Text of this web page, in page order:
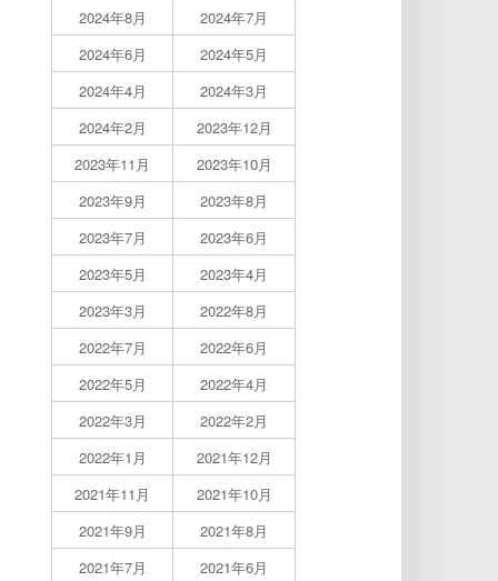
2024年8月
2024年7月
2024年6月
2024年5月
2024年4月
2024年3月
2024年2月
2023年12月
2023年11月
2023年10月
2023年9月
2023年8月
2023年7月
2023年6月
2023年5月
2023年4月
2023年3月
2022年8月
2022年7月
2022年6月
2022年5月
2022年4月
2022年3月
2022年2月
2022年1月
2021年12月
2021年11月
2021年10月
2021年9月
2021年8月
2021年7月
2021年6月